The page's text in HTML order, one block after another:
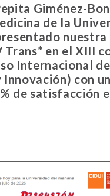
Giménez-
de la
nuestra
Trans* en el XIII
Internacional
con
de satisfacción